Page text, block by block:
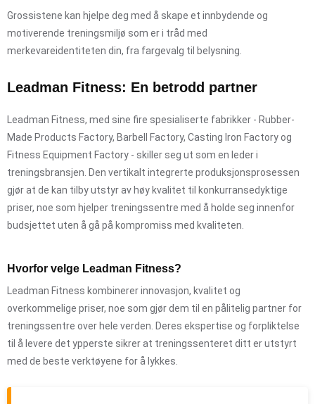
Grossistene kan hjelpe deg med å skape et innbydende og
motiverende treningsmiljø som er i tråd med
merkevareidentiteten din, fra fargevalg til belysning.
Leadman Fitness: En betrodd partner
Leadman Fitness, med sine fire spesialiserte fabrikker - Rubber-
Made Products Factory, Barbell Factory, Casting Iron Factory og
Fitness Equipment Factory - skiller seg ut som en leder i
treningsbransjen. Den vertikalt integrerte produksjonsprosessen
gjør at de kan tilby utstyr av høy kvalitet til konkurransedyktige
priser, noe som hjelper treningssentre med å holde seg innenfor
budsjettet uten å gå på kompromiss med kvaliteten.
Hvorfor velge Leadman Fitness?
Leadman Fitness kombinerer innovasjon, kvalitet og
overkommelige priser, noe som gjør dem til en pålitelig partner for
treningssentre over hele verden. Deres ekspertise og forpliktelse
til å levere det ypperste sikrer at treningssenteret ditt er utstyrt
med de beste verktøyene for å lykkes.